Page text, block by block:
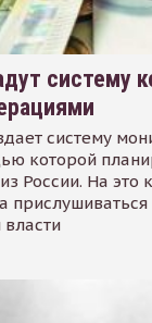
систему
систему
которой
России. На это
прислушиваться